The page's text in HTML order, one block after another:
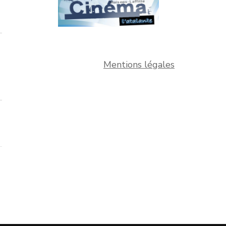
Mentions légales